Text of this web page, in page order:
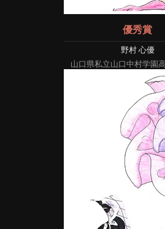
優秀賞
野村 心優
山口県私立山口中村学園